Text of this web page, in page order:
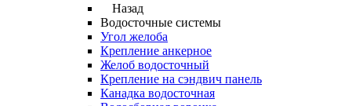
Назад
Водосточные системы
Угол желоба
Крепление анкерное
Желоб водосточный
Крепление на сэндвич панель
Канадка водосточная